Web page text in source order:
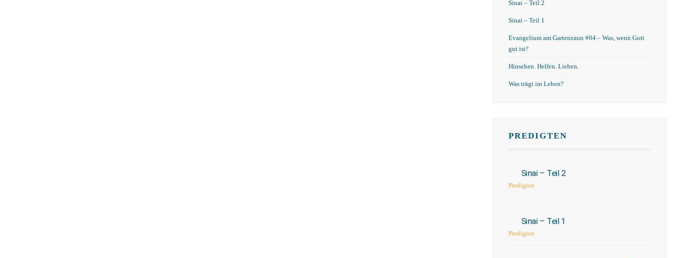
Sinai – Teil 2
Sinai – Teil 1
Evangelium am Gartenzaun #04 – Was, wenn Gott
gut ist?
Hinsehen. Helfen. Lieben.
Was trägt im Leben?
PREDIGTEN
Sinai – Teil 2
Predigten
Sinai – Teil 1
Predigten